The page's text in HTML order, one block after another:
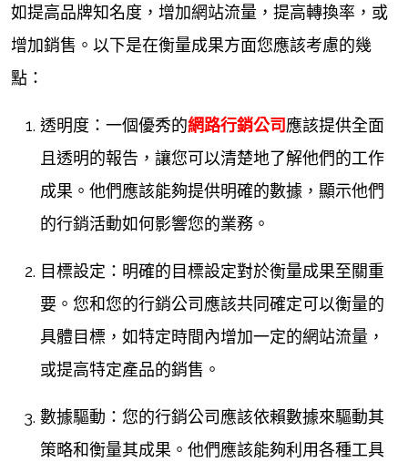
如提高品牌知名度，增加網站流量，提高轉換率，或
增加銷售。以下是在衡量成果方面您應該考慮的幾
點：
透明度：一個優秀的網路行銷公司應該提供全面
且透明的報告，讓您可以清楚地了解他們的工作
成果。他們應該能夠提供明確的數據，顯示他們
的行銷活動如何影響您的業務。
目標設定：明確的目標設定對於衡量成果至關重
要。您和您的行銷公司應該共同確定可以衡量的
具體目標，如特定時間內增加一定的網站流量，
或提高特定產品的銷售。
數據驅動：您的行銷公司應該依賴數據來驅動其
策略和衡量其成果。他們應該能夠利用各種工具